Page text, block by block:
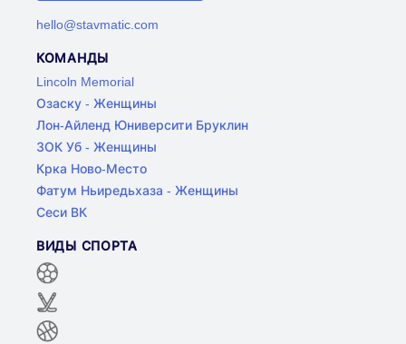
hello@stavmatic.com
КОМАНДЫ
Lincoln Memorial
Озаску - Женщины
Лон-Айленд Юниверсити Бруклин
ЗОК Уб - Женщины
Крка Ново-Место
Фатум Ньиредьхаза - Женщины
Сеси ВК
ВИДЫ СПОРТА